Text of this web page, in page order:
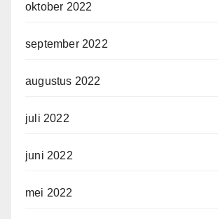
oktober 2022
september 2022
augustus 2022
juli 2022
juni 2022
mei 2022